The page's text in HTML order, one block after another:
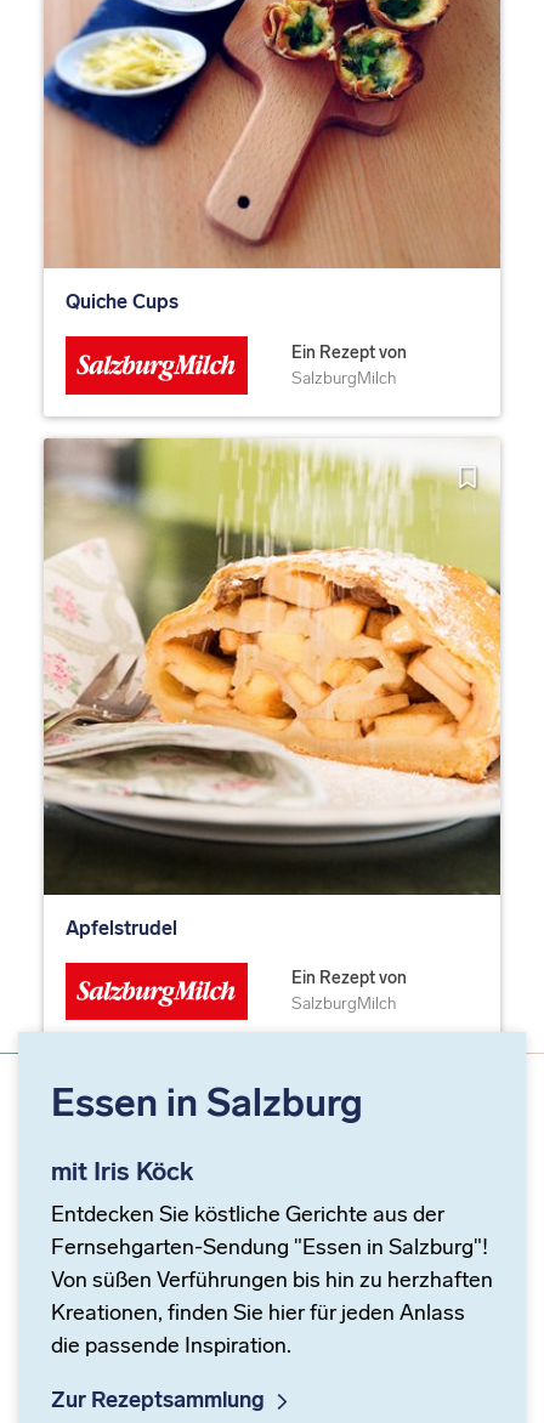
Quiche Cups
Ein Rezept von
SalzburgMilch
Apfelstrudel
Ein Rezept von
SalzburgMilch
Essen in Salzburg
mit Iris Köck
Entdecken Sie köstliche Gerichte aus der
Fernsehgarten-Sendung "Essen in Salzburg"!
Von süßen Verführungen bis hin zu herzhaften
Kreationen, finden Sie hier für jeden Anlass
die passende Inspiration.
Zur Rezeptsammlung